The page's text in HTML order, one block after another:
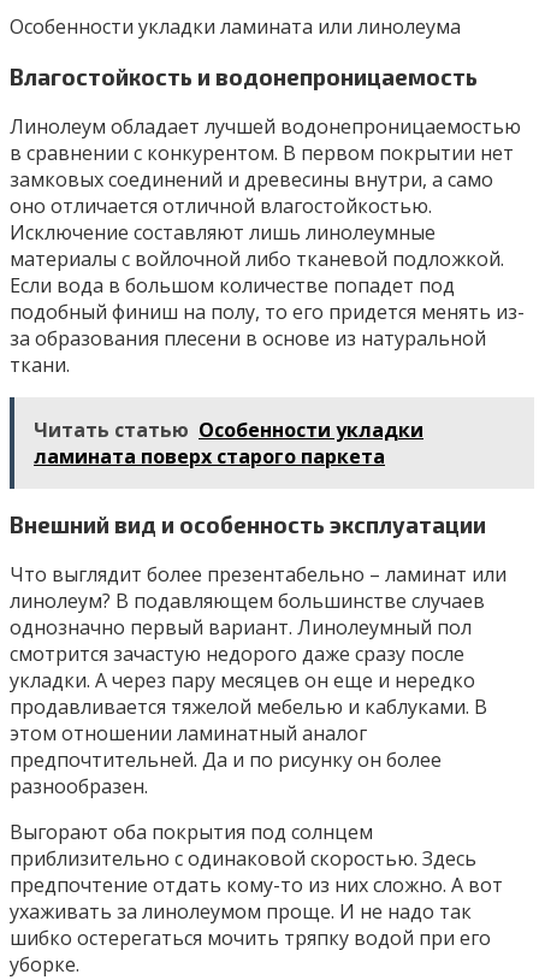
Особенности укладки ламината или линолеума
Влагостойкость и водонепроницаемость
Линолеум обладает лучшей водонепроницаемостью
в сравнении с конкурентом. В первом покрытии нет
замковых соединений и древесины внутри, а само
оно отличается отличной влагостойкостью.
Исключение составляют лишь линолеумные
материалы с войлочной либо тканевой подложкой.
Если вода в большом количестве попадет под
подобный финиш на полу, то его придется менять из-
за образования плесени в основе из натуральной
ткани.
Читать статью Особенности укладки
ламината поверх старого паркета
Внешний вид и особенность эксплуатации
Что выглядит более презентабельно – ламинат или
линолеум? В подавляющем большинстве случаев
однозначно первый вариант. Линолеумный пол
смотрится зачастую недорого даже сразу после
укладки. А через пару месяцев он еще и нередко
продавливается тяжелой мебелью и каблуками. В
этом отношении ламинатный аналог
предпочтительней. Да и по рисунку он более
разнообразен.
Выгорают оба покрытия под солнцем
приблизительно с одинаковой скоростью. Здесь
предпочтение отдать кому-то из них сложно. А вот
ухаживать за линолеумом проще. И не надо так
шибко остерегаться мочить тряпку водой при его
уборке.